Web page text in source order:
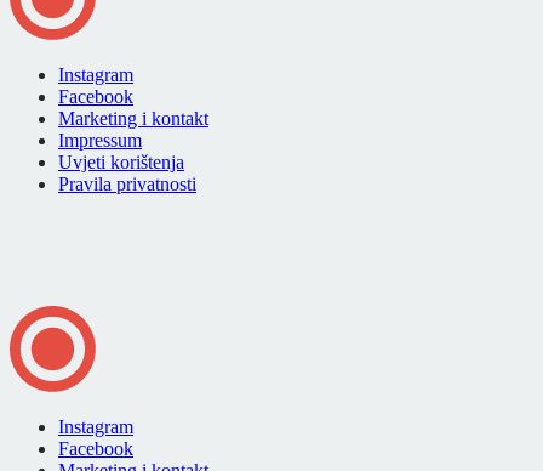
Instagram
Facebook
Marketing i kontakt
Impressum
Uvjeti korištenja
Pravila privatnosti
Instagram
Facebook